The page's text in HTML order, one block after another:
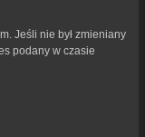
Jeśli nie był zmieniany
podany w czasie